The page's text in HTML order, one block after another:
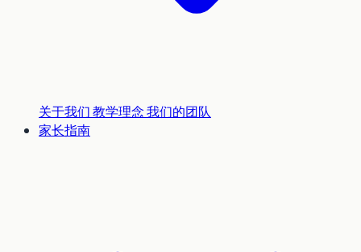
关于我们教学理念我们的团队
家长指南